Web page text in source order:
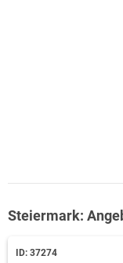
Steiermark:
ID: 37274